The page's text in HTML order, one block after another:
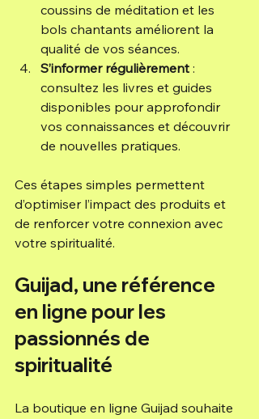
coussins de méditation et les
bols chantants améliorent la
qualité de vos séances.
S’informer régulièrement :
consultez les livres et guides
disponibles pour approfondir
vos connaissances et découvrir
de nouvelles pratiques.
Ces étapes simples permettent
d’optimiser l’impact des produits et
de renforcer votre connexion avec
votre spiritualité.
Guijad, une référence
en ligne pour les
passionnés de
spiritualité
La boutique en ligne Guijad souhaite